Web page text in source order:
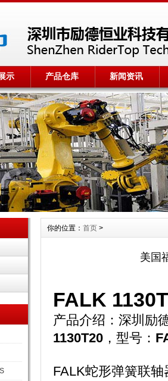
示 产品仓库 新闻资讯
你的位置： 首页 >
美国
FALK
产品介绍：深圳励
1130T20 ，型号：
FALK蛇形弹簧联